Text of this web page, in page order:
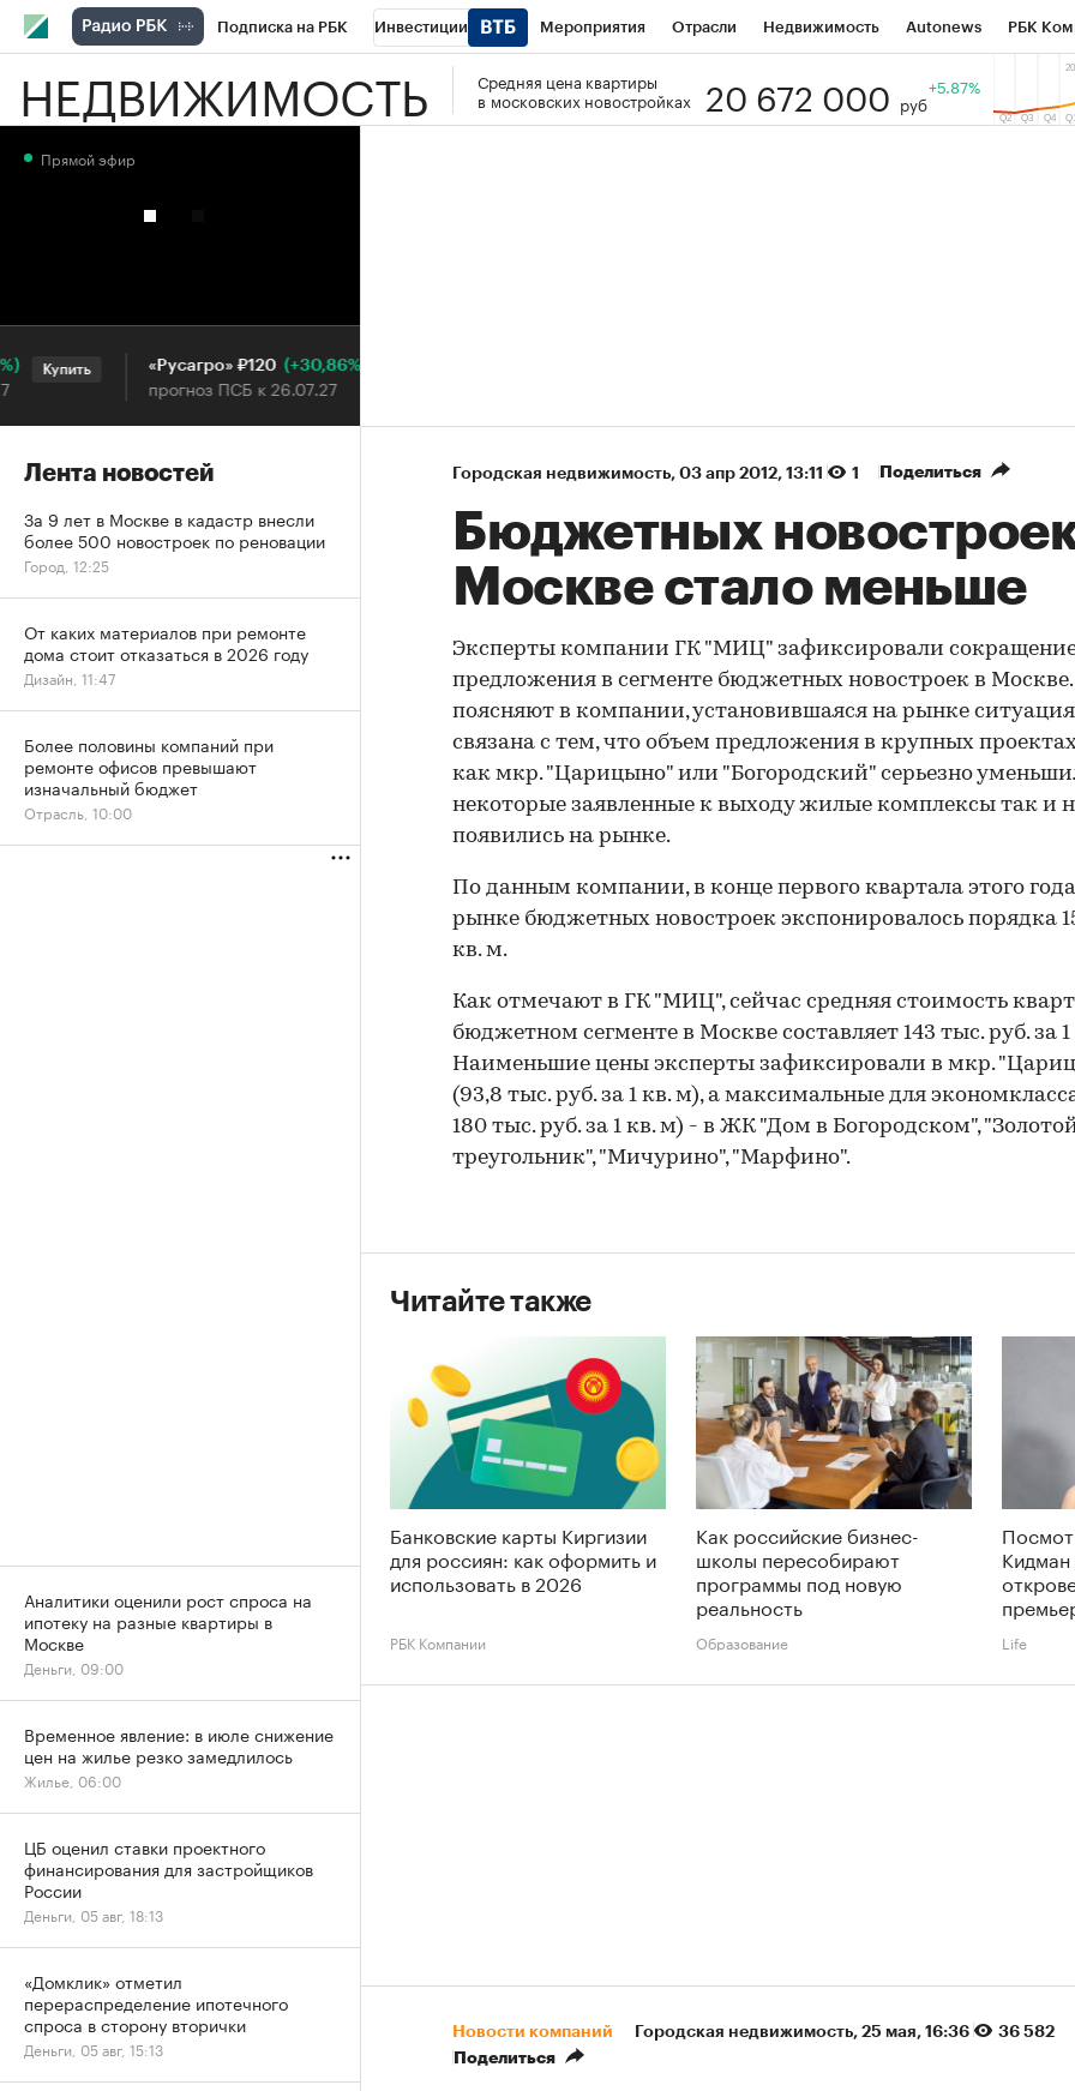
Подписка на РБК Инвестиции Мероприятия Отрасли Недвижимость Autonews РБК
РБК Вино Спорт Школа управления РБК РБК Образование Тренды
НЕДВИЖИМОСТЬ
Средняя цена квартиры
в московских новостройках
20 672 000 руб
+5.87%
Городская недвижимость⁠, 03 апр 2012, 13:11 1 Поделиться
Бюджетных
Москве стало меньше
Эксперты компании ГК "МИЦ" зафиксировали
предложения в сегменте бюджетных новостроек в
поясняют в компании, установившаяся на рынке ситуация
связана с тем, что объем предложения в крупных
как мкр. "Царицыно" или "Богородский" серьезно
некоторые заявленные к выходу жилые комплексы так и
появились на рынке.
По данным компании, в конце первого квартала этого
рынке бюджетных новостроек экспонировалось порядка
кв. м.
Как отмечают в ГК "МИЦ", сейчас средняя стоимость
бюджетном сегменте в Москве составляет 143 тыс. руб. за 1
Наименьшие цены эксперты зафиксировали в мкр.
(93,8 тыс. руб. за 1 кв. м), а максимальные для
180 тыс. руб. за 1 кв. м) - в ЖК "Дом в Богородском",
треугольник", "Мичурино", "Марфино".
Читайте также
Банковские карты Киргизии
для россиян: как оформить и
использовать в 2026
РБК Компании
Как российские бизнес-
школы пересобирают
программы под новую
реальность
Образование Life
Новости компаний Городская недвижимость⁠, 25 мая, 16:36
36 582
Поделиться
Прямой эфир
Купить «Русагро» ₽120 (+30,86%)
прогноз ПСБ к 26.07.27
Лента новостей
За 9 лет в Москве в кадастр внесли
более 500 новостроек по реновации
Город, 12:25
От каких материалов при ремонте
дома стоит отказаться в 2026 году
Дизайн, 11:47
Более половины компаний при
ремонте офисов превышают
изначальный бюджет
Отрасль, 10:00
Аналитики оценили рост спроса на
ипотеку на разные квартиры в
Москве
Деньги, 09:00
Временное явление: в июле снижение
цен на жилье резко замедлилось
Жилье, 06:00
ЦБ оценил ставки проектного
финансирования для застройщиков
России
Деньги, 05 авг, 18:13
«Домклик» отметил
перераспределение ипотечного
спроса в сторону вторички
Деньги, 05 авг, 15:13